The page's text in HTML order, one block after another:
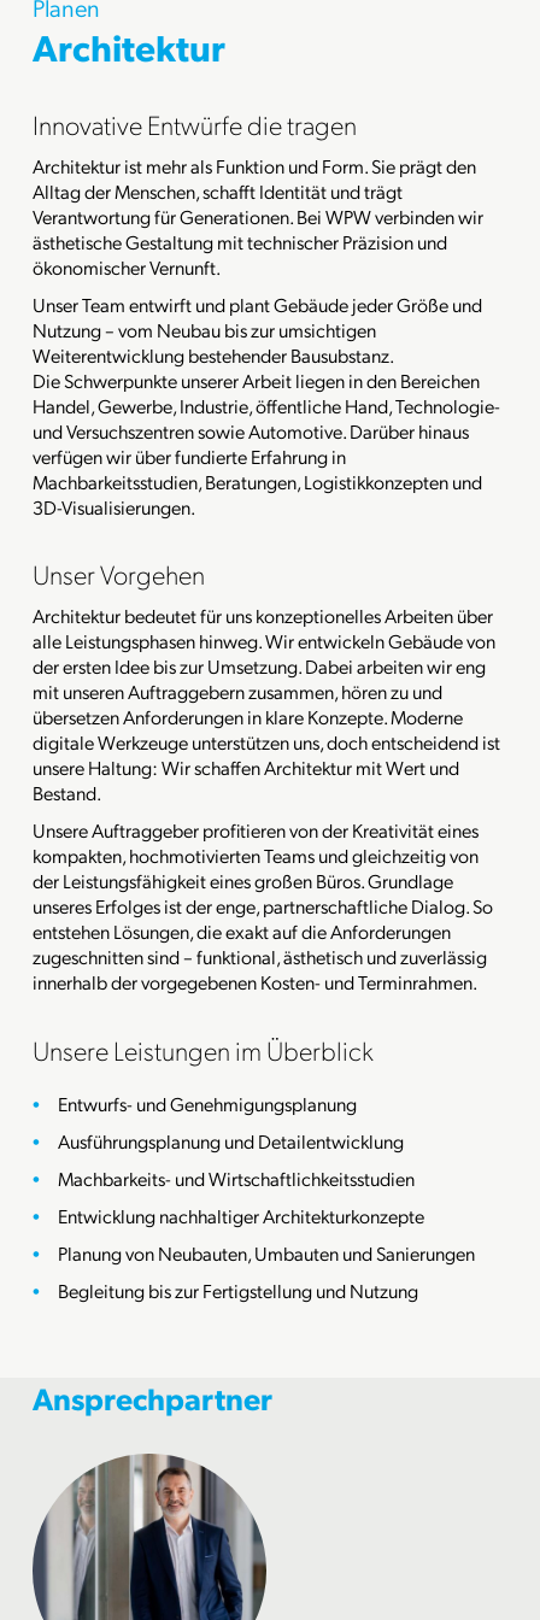
Planen
Architektur
Innovative Entwürfe die tragen
Architektur ist mehr als Funktion und Form. Sie prägt den
Alltag der Menschen, schafft Identität und trägt
Verantwortung für Generationen. Bei WPW verbinden wir
ästhetische Gestaltung mit technischer Präzision und
ökonomischer Vernunft.
Unser Team entwirft und plant Gebäude jeder Größe und
Nutzung – vom Neubau bis zur umsichtigen
Weiterentwicklung bestehender Bausubstanz.
Die Schwerpunkte unserer Arbeit liegen in den Bereichen
Handel, Gewerbe, Industrie, öffentliche Hand, Technologie-
und Versuchszentren sowie Automotive. Darüber hinaus
verfügen wir über fundierte Erfahrung in
Machbarkeitsstudien, Beratungen, Logistikkonzepten und
3D-Visualisierungen.
Unser Vorgehen
Architektur bedeutet für uns konzeptionelles Arbeiten über
alle Leistungsphasen hinweg. Wir entwickeln Gebäude von
der ersten Idee bis zur Umsetzung. Dabei arbeiten wir eng
mit unseren Auftraggebern zusammen, hören zu und
übersetzen Anforderungen in klare Konzepte. Moderne
digitale Werkzeuge unterstützen uns, doch entscheidend ist
unsere Haltung: Wir schaffen Architektur mit Wert und
Bestand.
Unsere Auftraggeber profitieren von der Kreativität eines
kompakten, hochmotivierten Teams und gleichzeitig von
der Leistungsfähigkeit eines großen Büros. Grundlage
unseres Erfolges ist der enge, partnerschaftliche Dialog. So
entstehen Lösungen, die exakt auf die Anforderungen
zugeschnitten sind – funktional, ästhetisch und zuverlässig
innerhalb der vorgegebenen Kosten- und Terminrahmen.
Unsere Leistungen im Überblick
Entwurfs- und Genehmigungsplanung
Ausführungsplanung und Detailentwicklung
Machbarkeits- und Wirtschaftlichkeitsstudien
Entwicklung nachhaltiger Architekturkonzepte
Planung von Neubauten, Umbauten und Sanierungen
Begleitung bis zur Fertigstellung und Nutzung
Ansprechpartner